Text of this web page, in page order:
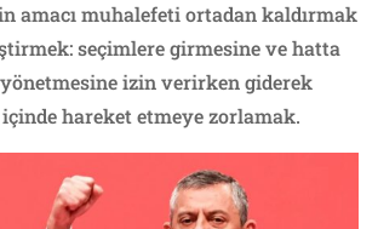
amacı muhalefeti ortadan kaldırmak
seçimlere girmesine ve hatta
izin verirken giderek
hareket etmeye zorlamak.